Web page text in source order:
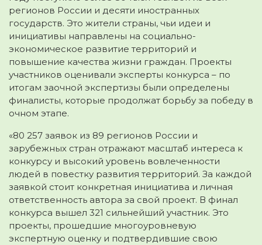
регионов России и десяти иностранных
государств. Это жители страны, чьи идеи и
инициативы направлены на социально-
экономическое развитие территорий и
повышение качества жизни граждан. Проекты
участников оценивали эксперты конкурса – по
итогам заочной экспертизы были определены
финалисты, которые продолжат борьбу за победу в
очном этапе.
«80 257 заявок из 89 регионов России и
зарубежных стран отражают масштаб интереса к
конкурсу и высокий уровень вовлеченности
людей в повестку развития территорий. За каждой
заявкой стоит конкретная инициатива и личная
ответственность автора за свой проект. В финал
конкурса вышел 321 сильнейший участник. Это
проекты, прошедшие многоуровневую
экспертную оценку и подтвердившие свою